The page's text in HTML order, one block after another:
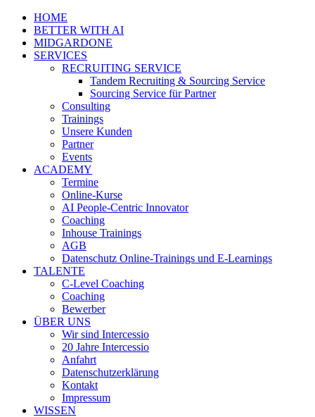
HOME
BETTER WITH AI
MIDGARDONE
SERVICES
RECRUITING SERVICE
Tandem Recruiting & Sourcing Service
Sourcing Service für Partner
Consulting
Trainings
Unsere Kunden
Partner
Events
ACADEMY
Termine
Online-Kurse
AI People-Centric Innovator
Coaching
Inhouse Trainings
AGB
Datenschutz Online-Trainings und E-Learnings
TALENTE
C-Level Coaching
Coaching
Bewerber
ÜBER UNS
Wir sind Intercessio
20 Jahre Intercessio
Anfahrt
Datenschutzerklärung
Kontakt
Impressum
WISSEN